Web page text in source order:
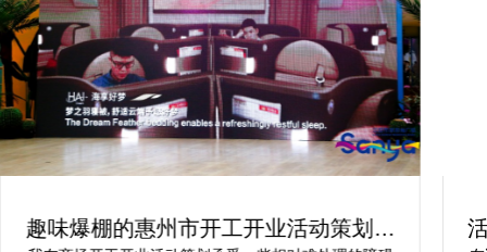
趣味爆棚的惠州市开工开业活动策划方